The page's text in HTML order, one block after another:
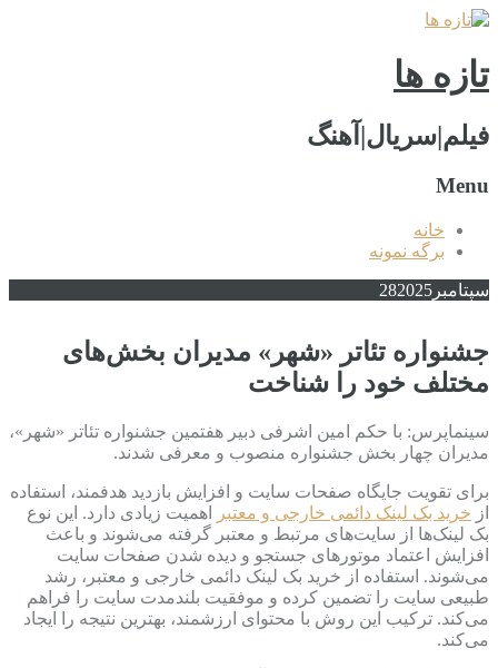
تازه ها
فیلم|سریال|آهنگ
Menu
خانه
برگه نمونه
سپتامبر 282025
جشنواره تئاتر «شهر» مدیران بخش‌های
مختلف خود را شناخت
سینماپرس: با حکم امین اشرفی دبیر هفتمین جشنواره تئاتر «شهر»،
مدیران چهار بخش جشنواره منصوب و معرفی شدند.
برای تقویت جایگاه صفحات سایت و افزایش بازدید هدفمند، استفاده
از خرید بک لینک دائمی خارجی و معتبر
اهمیت زیادی دارد. این نوع
بک لینک‌ها از سایت‌های مرتبط و معتبر گرفته می‌شوند و باعث
افزایش اعتماد موتورهای جستجو و دیده شدن صفحات سایت
می‌شوند. استفاده از خرید بک لینک دائمی خارجی و معتبر، رشد
طبیعی سایت را تضمین کرده و موفقیت بلندمدت سایت را فراهم
می‌کند. ترکیب این روش با محتوای ارزشمند، بهترین نتیجه را ایجاد
می‌کند.